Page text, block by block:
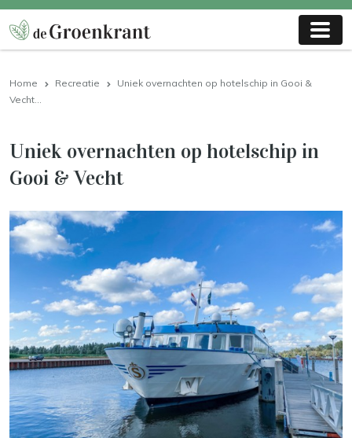
Home Recreatie
Uniek overnachten op hotelschip in Gooi &
Vecht...
Uniek overnachten op hotelschip in
Gooi & Vecht